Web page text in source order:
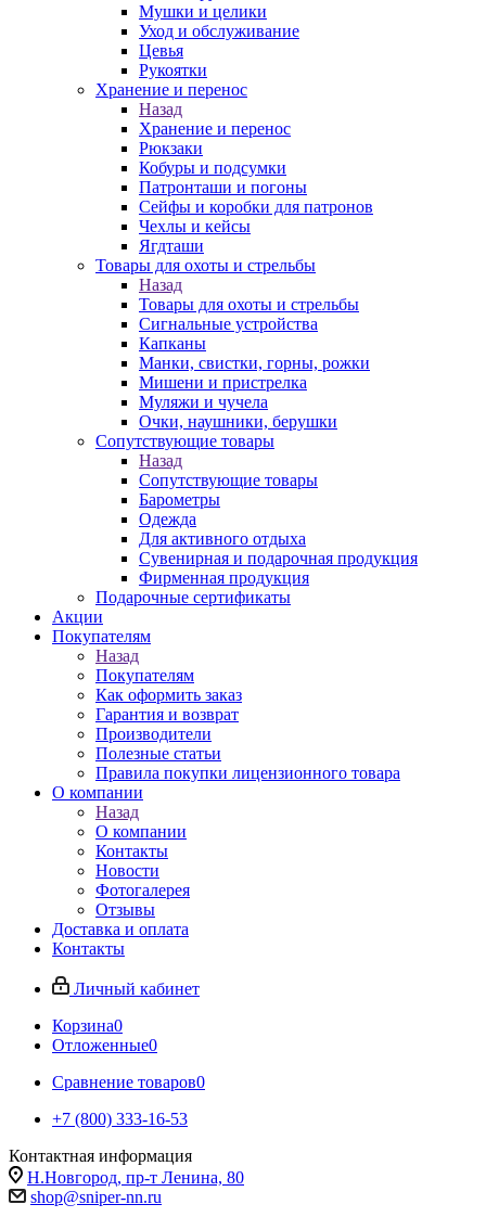
Мушки и целики
Уход и обслуживание
Цевья
Рукоятки
Хранение и перенос
Назад
Хранение и перенос
Рюкзаки
Кобуры и подсумки
Патронташи и погоны
Сейфы и коробки для патронов
Чехлы и кейсы
Ягдташи
Товары для охоты и стрельбы
Назад
Товары для охоты и стрельбы
Сигнальные устройства
Капканы
Манки, свистки, горны, рожки
Мишени и пристрелка
Муляжи и чучела
Очки, наушники, берушки
Сопутствующие товары
Назад
Сопутствующие товары
Барометры
Одежда
Для активного отдыха
Сувенирная и подарочная продукция
Фирменная продукция
Подарочные сертификаты
Акции
Покупателям
Назад
Покупателям
Как оформить заказ
Гарантия и возврат
Производители
Полезные статьи
Правила покупки лицензионного товара
О компании
Назад
О компании
Контакты
Новости
Фотогалерея
Отзывы
Доставка и оплата
Контакты
Личный кабинет
Корзина0
Отложенные0
Сравнение товаров0
+7 (800) 333-16-53
Контактная информация
Н.Новгород, пр-т Ленина, 80
shop@sniper-nn.ru